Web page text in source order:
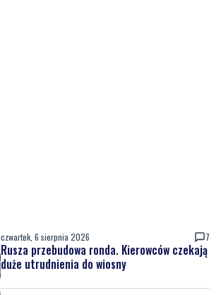
czwartek, 6 sierpnia 2026 7
Rusza przebudowa ronda. Kierowców czekają
duże utrudnienia do wiosny